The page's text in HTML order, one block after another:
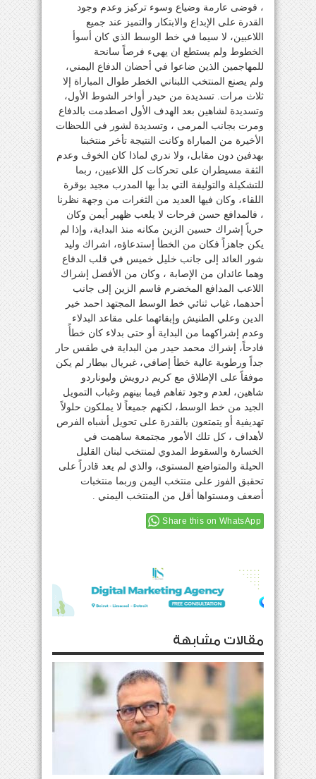
، فوضى عارمة وضياع وسوء تركيز وعدم وجود
القدرة على الإبداع والابتكار والتميز عند جميع
اللاعبين، لا سيما في خط الوسط الذي كان أسوأ
الخطوط ولم يستطع ان يهيء فرصاً سانحة
للمهاجمين الذين ضاعوا في أحضان الدفاع اليمني،
ولم يصنع المنتخب اللبناني الخطر طوال المباراة إلا
ثلاث مرات. تسديدة من حيدر أواخر الشوط الأول،
وتسديدة لشاهين بعد الهدف الأول اصطدمت بالدفاع
ومرت بجانب المرمى ، وتسديدة لشور في اللحظات
الأخيرة من المباراة وكانت النتيجة تأخر منتخبنا
بهدفين دون مقابل، ولا ندري لماذا كان الخوف وعدم
الثقة مسيطران على تحركات كل اللاعبين، ربما
للتشكيلة والتوليفة التي بدأ بها المدرب مجيد بوقرة
اللقاء، وكان فيها العديد من الثغرات من وجهة نظرنا
، فالمدافع حسن فرحات لا يلعب ظهير أيمن وكان
حرياً إشراك حسين الزين مكانه منذ البداية، وإذا لم
يكن جاهزاً فكان من الخطأ إستدعاؤه، اشراك وليد
شور العائد إلى جانب خليل خميس في قلب الدفاع
وهما عائدان من الإصابة ، وكان من الأفضل إشراك
اللاعب المدافع المخضرم قاسم الزين إلى جانب
أحدهما، غياب ثنائي خط الوسط المجتهد احمد خير
الدين وعلي الطنيش وإبقائهما على مقاعد البدلاء
وعدم إشراكهما من البداية أو حتى بدلاء كان خطأً
فادحاً، إشراك محمد حيدر من البداية في طقس حار
جداً ورطوبة عالية خطأ إضافي، غبريال بيطار لم يكن
موفقاً على الإطلاق مع كريم درويش وليوناردو
شاهين، لعدم وجود تفاهم فيما بينهم وغباب التمويل
الجيد من خط الوسط، لكنهم جميعاً لا يملكون حلولاً
تهديفية أو يتمتعون بالقدرة على تحويل أشباه الفرص
لأهداف ، كل تلك الأمور مجتمعة ساهمت في
الخسارة والسقوط المدوي لمنتخب لبنان القليل
الحيلة والمتواضع المستوى، والذي لم يعد قادراً على
تحقبق الفوز على منتخب اليمن وربما منتخبات
أضعف ومستواها أقل من المنتخب اليمني .
Share this on WhatsApp
مقالات مشابهة